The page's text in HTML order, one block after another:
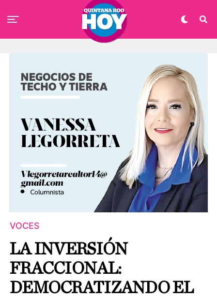
VOCES
LA INVERSIÓN
FRACCIONAL:
DEMOCRATIZANDO EL